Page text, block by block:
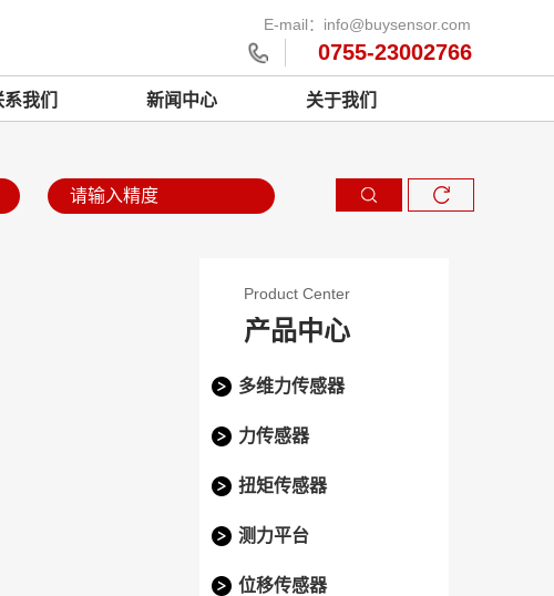
E-mail：info@buysensor.com
0755-23002766
我们 新闻中心 关于我们
Product Center
产品中心
多维力传感器
力传感器
扭矩传感器
测力平台
位移传感器